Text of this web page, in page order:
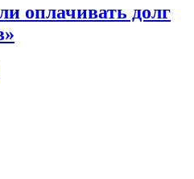
оплачивать долг